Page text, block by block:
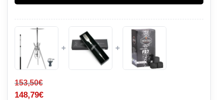
+ +
153,50€
148,79€